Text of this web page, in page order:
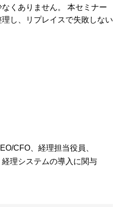
くありません。 本セミナー
し、リプレイスで失敗しない
CFO、経理担当役員、
理システムの導入に関与